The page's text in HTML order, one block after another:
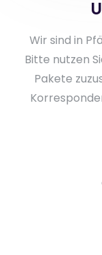
Wir sind in
Bitte nutzen
Pakete